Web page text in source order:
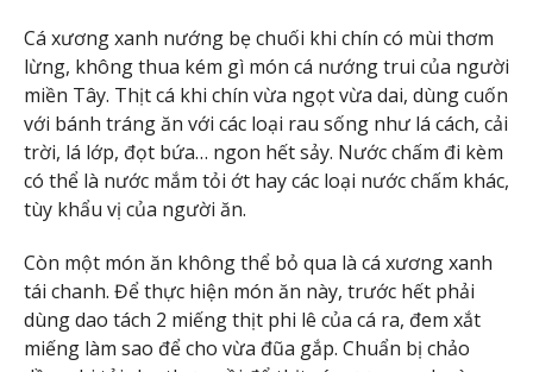
Cá xương xanh nướng bẹ chuối khi chín có mùi thơm
lừng, không thua kém gì món cá nướng trui của người
miền Tây. Thịt cá khi chín vừa ngọt vừa dai, dùng cuốn
với bánh tráng ăn với các loại rau sống như lá cách, cải
trời, lá lớp, đọt bứa… ngon hết sảy. Nước chấm đi kèm
có thể là nước mắm tỏi ớt hay các loại nước chấm khác,
tùy khẩu vị của người ăn.
Còn một món ăn không thể bỏ qua là cá xương xanh
tái chanh. Để thực hiện món ăn này, trước hết phải
dùng dao tách 2 miếng thịt phi lê của cá ra, đem xắt
miếng làm sao để cho vừa đũa gắp. Chuẩn bị chảo